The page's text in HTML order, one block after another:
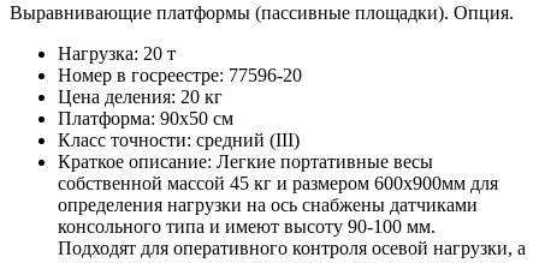
Выравнивающие платформы (пассивные площадки). Опция.
Нагрузка: 20 т
Номер в госреестре: 77596-20
Цена деления: 20 кг
Платформа: 90х50 см
Класс точности: средний (III)
Краткое описание: Легкие портативные весы
собственной массой 45 кг и размером 600х900мм для
определения нагрузки на ось снабжены датчиками
консольного типа и имеют высоту 90-100 мм.
Подходят для оперативного контроля осевой нагрузки, а